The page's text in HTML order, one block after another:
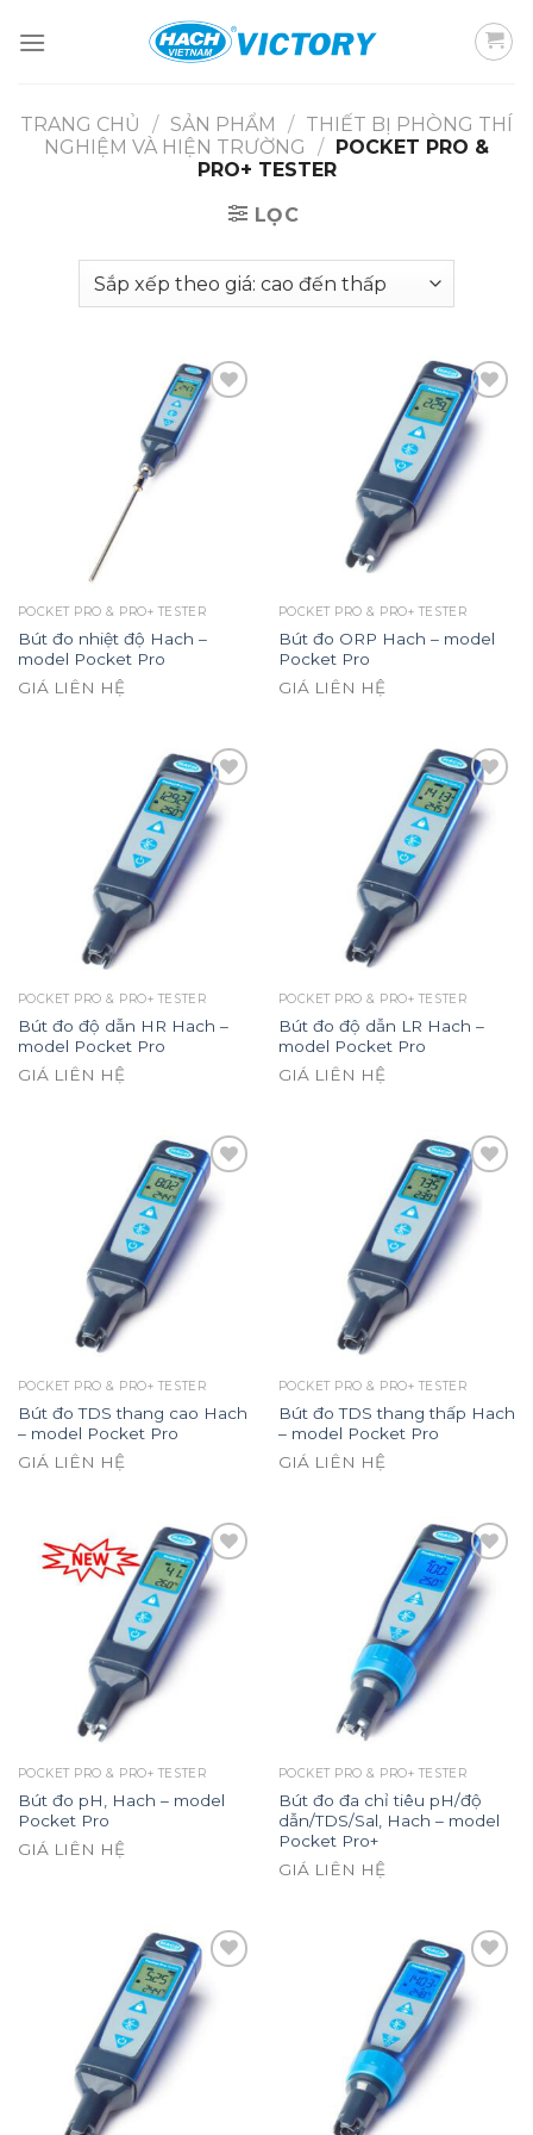
TRANG CHỦ / SẢN PHẨM / THIẾT BỊ PHÒNG THÍ
NGHIỆM VÀ HIỆN TRƯỜNG
/ POCKET PRO &
PRO+ TESTER
LỌC
POCKET PRO & PRO+ TESTER
Bút đo nhiệt độ Hach –
model Pocket Pro
GIÁ LIÊN HỆ
Add to
wishlist
POCKET PRO & PRO+ TESTER
Bút đo ORP Hach – model
Pocket Pro
GIÁ LIÊN HỆ
Add to
wishlist
POCKET PRO & PRO+ TESTER
Bút đo độ dẫn HR Hach –
model Pocket Pro
GIÁ LIÊN HỆ
Add to
wishlist
POCKET PRO & PRO+ TESTER
Bút đo độ dẫn LR Hach –
model Pocket Pro
GIÁ LIÊN HỆ
Add to
wishlist
POCKET PRO & PRO+ TESTER
Bút đo TDS thang cao Hach
– model Pocket Pro
GIÁ LIÊN HỆ
Add to
wishlist
POCKET PRO & PRO+ TESTER
Bút đo TDS thang thấp Hach
– model Pocket Pro
GIÁ LIÊN HỆ
Add to
wishlist
POCKET PRO & PRO+ TESTER
Bút đo pH, Hach – model
Pocket Pro
GIÁ LIÊN HỆ
Add to
wishlist
POCKET PRO & PRO+ TESTER
Bút đo đa chỉ tiêu pH/độ
dẫn/TDS/Sal, Hach – model
Pocket Pro+
GIÁ LIÊN HỆ
Add to